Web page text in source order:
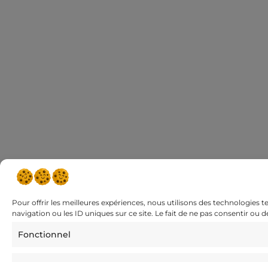
Pour offrir les meilleures expériences, nous utilisons des
navigation ou les ID uniques sur ce site. Le fait de ne pas consentir
Fonctionnel